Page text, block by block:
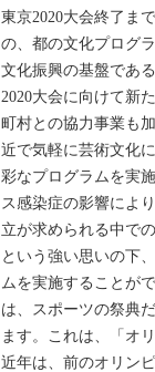
東京2020大会終了ま
の、都の文化プログ
文化振興の基盤であ
2020大会に向けて新
町村との協力事業も
近で気軽に芸術文化
彩なプログラムを実
ス感染症の影響によ
立が求められる中で
という強い思いの下
ムを実施することが
は、スポーツの祭典
ます。これは、「オ
近年は、前のオリン